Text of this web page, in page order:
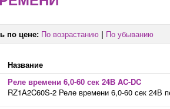
по цене: По возрастанию | По убыванию
Название
Реле времени 6,0-60 сек 24В AC-DC
RZ1A2C60S-2 Реле времени 6,0-60 сек 24В